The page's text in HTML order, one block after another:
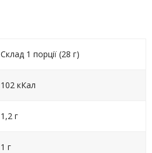
Склад 1 порції (28 г)
102 кКал
1,2 г
1 г